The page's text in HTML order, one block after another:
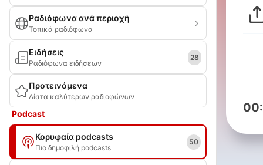
Ραδιόφωνα ανά περιοχή
Τοπικά ραδιόφωνα
Ειδήσεις
Ραδιόφωνα ειδήσεων
28
Προτεινόμενα
Λίστα καλύτερων ραδιοφώνων
Podcast
Κορυφαία podcasts
Πιο δημοφιλή podcasts
50